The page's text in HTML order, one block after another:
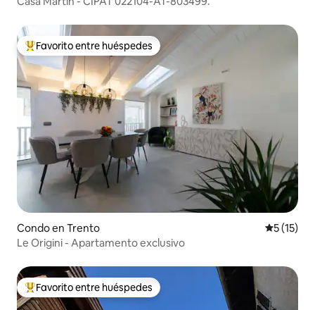
Favorito entre huéspedes preferido
Favorito entre huéspedes
Condo en Trento
5 (15)
Le Origini - Apartamento exclusivo
Favorito entre huéspedes preferido
Favorito entre huéspedes